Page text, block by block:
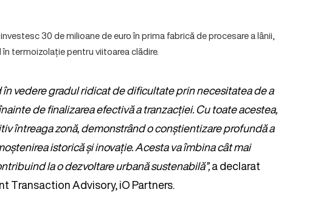
30 de milioane de euro în prima fabrică de procesare a lânii,
termoizolație pentru viitoarea clădire.
în vedere gradul ridicat de dificultate prin necesitatea de a
de finalizarea efectivă a tranzacției. Cu toate acestea,
întreaga zonă, demonstrând o conștientizare profundă a
istorică și inovație. Acesta va îmbina cât mai
la o dezvoltare urbană sustenabilă”,a declarat
Transaction Advisory, iO Partners.